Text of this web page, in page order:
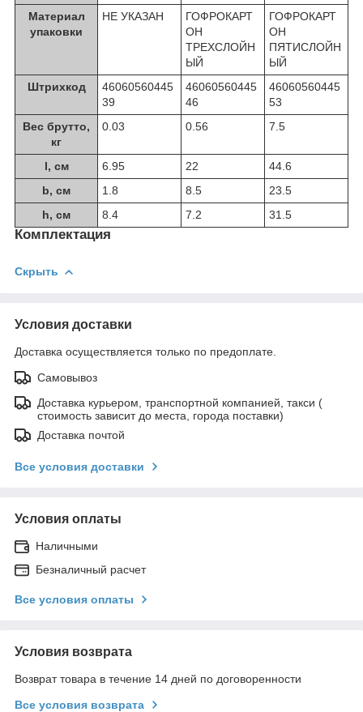
Материал
упаковки
НЕ УКАЗАН
ГОФРОКАРТ
ОН
ТРЕХСЛОЙН
ЫЙ
ГОФРОКАРТ
ОН
ПЯТИСЛОЙН
ЫЙ
Штрихкод
46060560445
39
46060560445
46
46060560445
53
Вес брутто,
кг
0.03 0.56 7.5
l, см 6.95 22
44.6
b, см
1.8 8.5
23.5
h, см
8.4 7.2 31.5
Комплектация
Скрыть
Условия доставки
Доставка осуществляется только по предоплате.
Самовывоз
Доставка курьером, транспортной компанией, такси (
стоимость зависит до места, города поставки)
Доставка почтой
Все условия доставки
Условия оплаты
Наличными
Безналичный расчет
Все условия оплаты
Условия возврата
Возврат товара в течение 14 дней по договоренности
Все условия возврата